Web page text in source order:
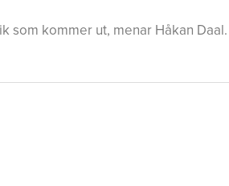
som kommer ut, menar Håkan Daal.